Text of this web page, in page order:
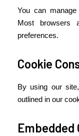
You can
Most browsers
preferences.
Cookie
By using our
outlined in our
Embedded